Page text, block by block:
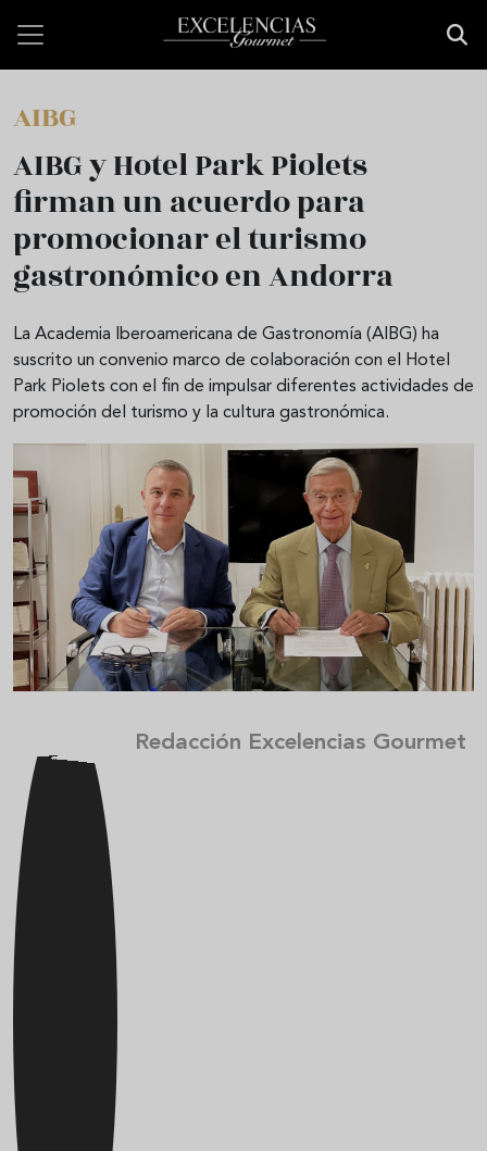
AIBG
AIBG y Hotel Park Piolets
firman un acuerdo para
promocionar el turismo
gastronómico en Andorra
La Academia Iberoamericana de Gastronomía (AIBG) ha
suscrito un convenio marco de colaboración con el Hotel
Park Piolets con el fin de impulsar diferentes actividades de
promoción del turismo y la cultura gastronómica.
Redacción Excelencias Gourmet